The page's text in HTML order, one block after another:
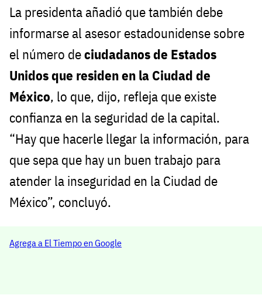
La presidenta añadió que también debe
informarse al asesor estadounidense sobre
el número deciudadanos de Estados
Unidos que residen en la Ciudad de
México, lo que, dijo, refleja que existe
confianza en la seguridad de la capital.
“Hay que hacerle llegar la información, para
que sepa que hay un buen trabajo para
atender la inseguridad en la Ciudad de
México”, concluyó.
Agrega a El Tiempo en Google